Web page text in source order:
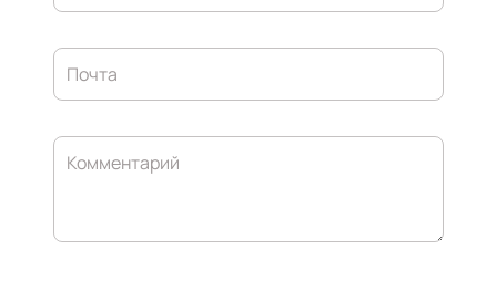
Почта
Комментарий